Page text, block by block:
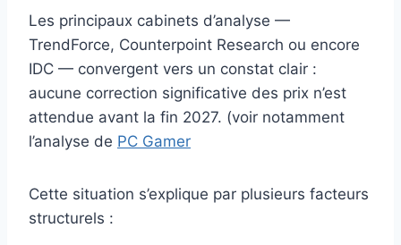
Les principaux cabinets d’analyse —
TrendForce, Counterpoint Research ou encore
IDC — convergent vers un constat clair :
aucune correction significative des prix n’est
attendue avant la fin 2027. (voir notamment
l’analyse de PC Gamer
Cette situation s’explique par plusieurs facteurs
structurels :